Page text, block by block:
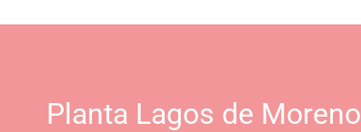
Planta Lagos de Moreno